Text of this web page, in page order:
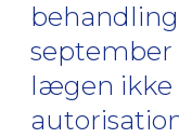
september
lægen ikke